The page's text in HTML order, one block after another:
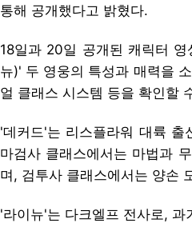
통해 공개했다고 밝혔다.
18일과 20일 공개된 캐릭터
뉴)' 두 영웅의 특성과 매력을
얼 클래스 시스템 등을 확인할
'데커드'는 리스플라워 대륙 출
마검사 클래스에서는 마법과
며, 검투사 클래스에서는 양손
'라이뉴'는 다크엘프 전사로, 과